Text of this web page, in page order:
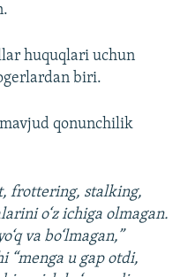
huquqlari uchun
biri.
qonunchilik
frottering, stalking,
o‘z ichiga olmagan.
va bo‘lmagan,”
“menga u gap otdi,